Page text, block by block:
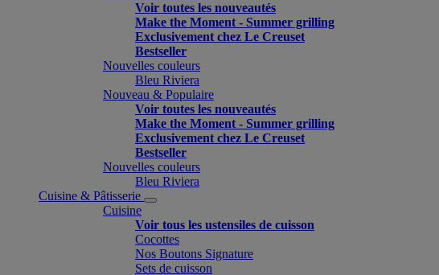
Voir toutes les nouveautés
Make the Moment - Summer grilling
Exclusivement chez Le Creuset
Bestseller
Nouvelles couleurs
Bleu Riviera
Nouveau & Populaire
Voir toutes les nouveautés
Make the Moment - Summer grilling
Exclusivement chez Le Creuset
Bestseller
Nouvelles couleurs
Bleu Riviera
Cuisine & Pâtisserie
Cuisine
Voir tous les ustensiles de cuisson
Cocottes
Nos Boutons Signature
Sets de cuisson